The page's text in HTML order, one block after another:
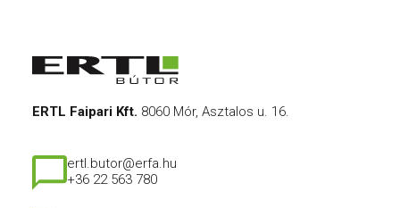
ERTL Faipari Kft. 8060 Mór, Asztalos u. 16.
ertl.butor@erfa.hu
+36 22 563 780